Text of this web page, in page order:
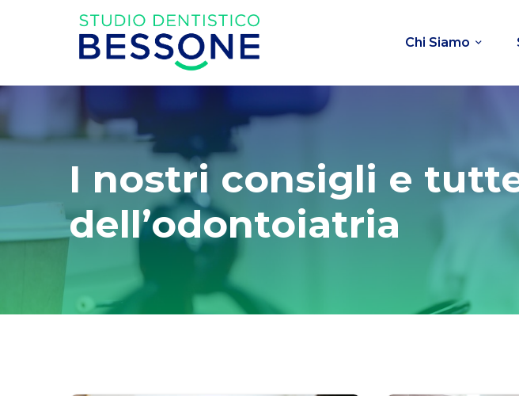
Chi Siamo
I nostri consigli e
dell’odontoiatria